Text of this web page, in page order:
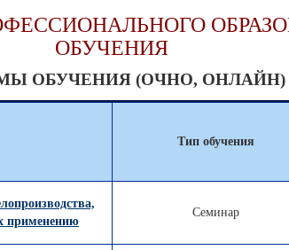
ОБУЧЕНИЯ
ОБУЧЕНИЯ (ОЧНО, ОНЛАЙН)
Тип обучения
применению
Семинар